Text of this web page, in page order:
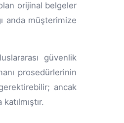
orijinal belgeler
anda müşterimize
güvenlik
prosedürlerinin
ancak